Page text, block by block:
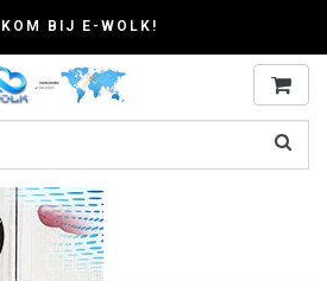
BIJ E-WOLK!